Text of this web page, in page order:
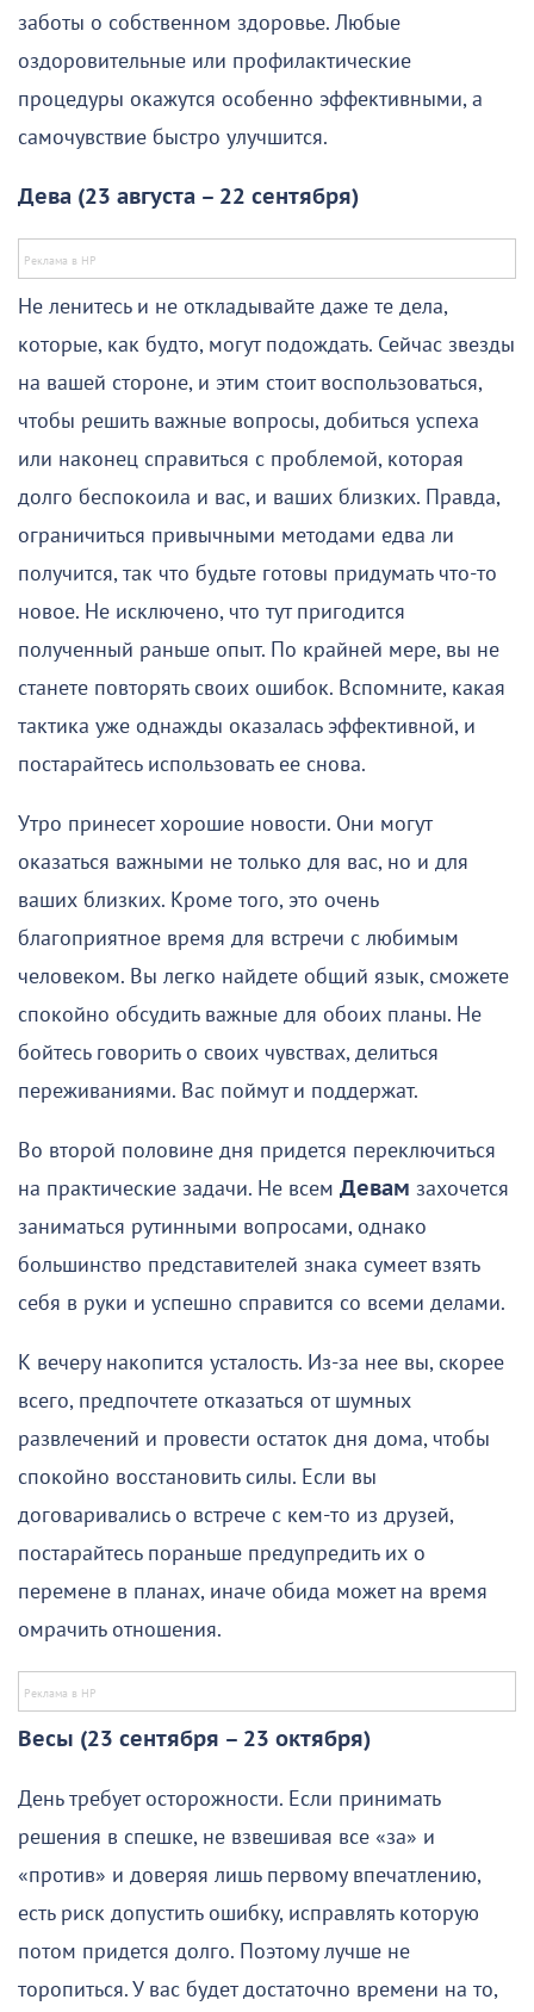
заботы о собственном здоровье. Любые
оздоровительные или профилактические
процедуры окажутся особенно эффективными, а
самочувствие быстро улучшится.
Дева (23 августа – 22 сентября)
Не ленитесь и не откладывайте даже те дела,
которые, как будто, могут подождать. Сейчас звезды
на вашей стороне, и этим стоит воспользоваться,
чтобы решить важные вопросы, добиться успеха
или наконец справиться с проблемой, которая
долго беспокоила и вас, и ваших близких. Правда,
ограничиться привычными методами едва ли
получится, так что будьте готовы придумать что-то
новое. Не исключено, что тут пригодится
полученный раньше опыт. По крайней мере, вы не
станете повторять своих ошибок. Вспомните, какая
тактика уже однажды оказалась эффективной, и
постарайтесь использовать ее снова.
Утро принесет хорошие новости. Они могут
оказаться важными не только для вас, но и для
ваших близких. Кроме того, это очень
благоприятное время для встречи с любимым
человеком. Вы легко найдете общий язык, сможете
спокойно обсудить важные для обоих планы. Не
бойтесь говорить о своих чувствах, делиться
переживаниями. Вас поймут и поддержат.
Во второй половине дня придется переключиться
на практические задачи. Не всем Девам захочется
заниматься рутинными вопросами, однако
большинство представителей знака сумеет взять
себя в руки и успешно справится со всеми делами.
К вечеру накопится усталость. Из-за нее вы, скорее
всего, предпочтете отказаться от шумных
развлечений и провести остаток дня дома, чтобы
спокойно восстановить силы. Если вы
договаривались о встрече с кем-то из друзей,
постарайтесь пораньше предупредить их о
перемене в планах, иначе обида может на время
омрачить отношения.
Весы (23 сентября – 23 октября)
День требует осторожности. Если принимать
решения в спешке, не взвешивая все «за» и
«против» и доверяя лишь первому впечатлению,
есть риск допустить ошибку, исправлять которую
потом придется долго. Поэтому лучше не
торопиться. У вас будет достаточно времени на то,